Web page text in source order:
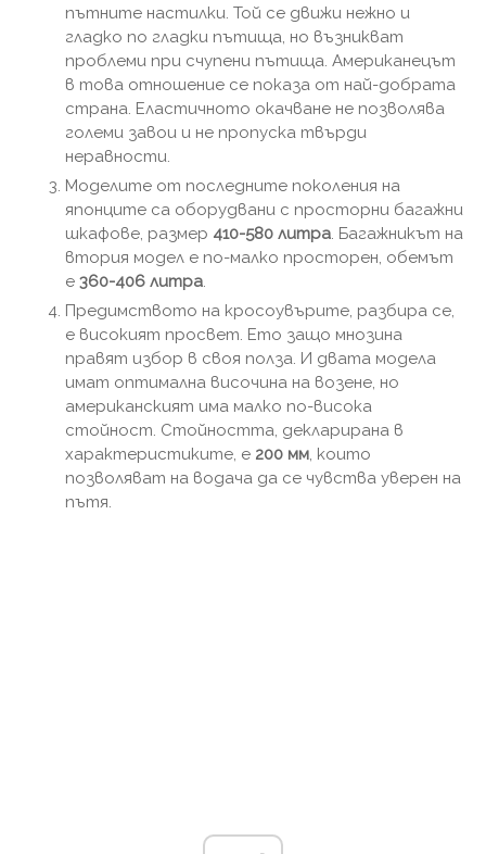
пътните настилки. Той се движи нежно и
гладко по гладки пътища, но възникват
проблеми при счупени пътища. Американецът
в това отношение се показа от най-добрата
страна. Еластичното окачване не позволява
големи завои и не пропуска твърди
неравности.
Моделите от последните поколения на
японците са оборудвани с просторни багажни
шкафове, размер 410-580 литра. Багажникът на
втория модел е по-малко просторен, обемът
е 360-406 литра.
Предимството на кросоувърите, разбира се,
е високият просвет. Ето защо мнозина
правят избор в своя полза. И двата модела
имат оптимална височина на возене, но
американският има малко по-висока
стойност. Стойността, декларирана в
характеристиките, е 200 мм, които
позволяват на водача да се чувства уверен на
пътя.